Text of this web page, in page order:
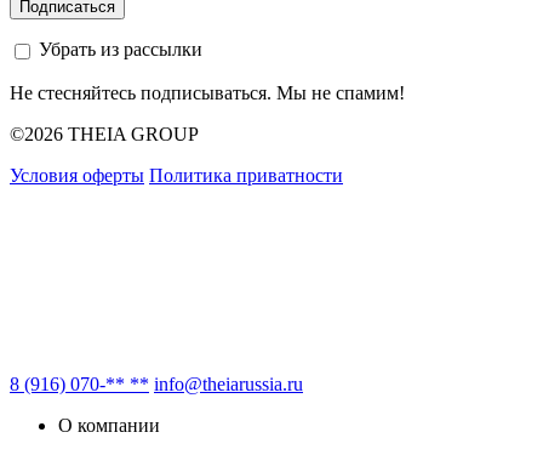
Убрать из рассылки
Не стесняйтесь подписываться. Мы не спамим!
©2026 THEIA GROUP
Условия оферты Политика приватности
8 (916) 070-** ** info@theiarussia.ru
О компании